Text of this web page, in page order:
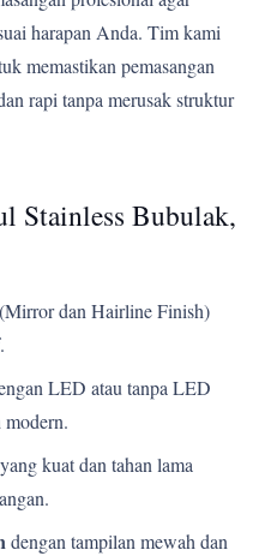
harapan Anda. Tim kami
memastikan pemasangan
rapi tanpa merusak struktur
Stainless Bubulak,
(Mirror dan Hairline Finish)
LED atau tanpa LED
yang kuat dan tahan lama
dengan tampilan mewah dan